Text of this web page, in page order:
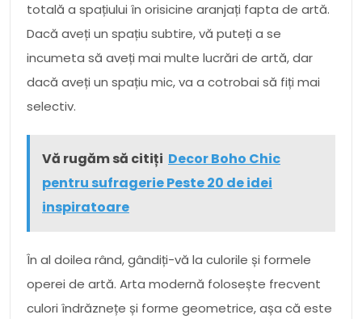
totală a spațiului în orisicine aranjați fapta de artă.
Dacă aveți un spațiu subtire, vă puteți a se
incumeta să aveți mai multe lucrări de artă, dar
dacă aveți un spațiu mic, va a cotrobai să fiți mai
selectiv.
Vă rugăm să citiți Decor Boho Chic
pentru sufragerie Peste 20 de idei
inspiratoare
În al doilea rând, gândiți-vă la culorile și formele
operei de artă. Arta modernă folosește frecvent
culori îndrăznețe și forme geometrice, așa că este